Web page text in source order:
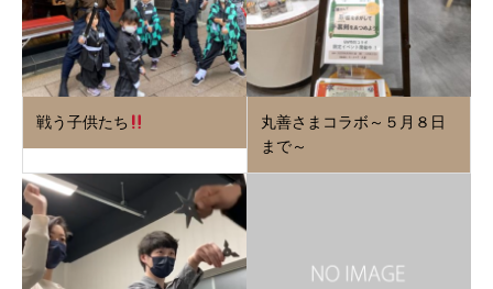
戦う子供たち
丸善さまコラボ～５月８日
まで～